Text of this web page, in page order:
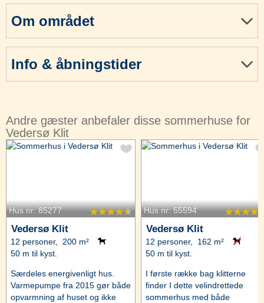
Om området
Info & åbningstider
Andre gæster anbefaler disse sommerhuse for
Vedersø Klit
Hus nr: 85277
Vedersø Klit
12 personer, 200 m²
50 m til kyst.
Særdeles energivenligt hus.
Varmepumpe fra 2015 gør både
opvarmning af huset og ikke
Hus nr: 55594
Vedersø Klit
12 personer, 162 m²
50 m til kyst.
I første række bag klitterne
finder I dette velindrettede
sommerhus med både